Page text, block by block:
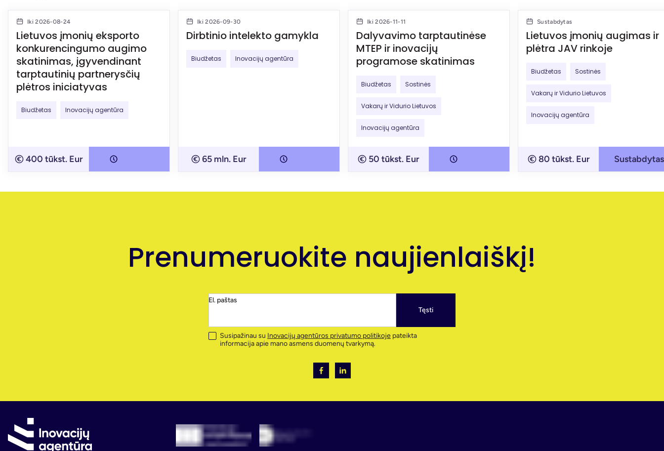
Iki 2026-08-24
Lietuvos įmonių eksporto
konkurencingumo augimo
skatinimas, įgyvendinant
tarptautinių partnerysčių
plėtros iniciatyvas
Biudžetas Inovacijų agentūra
400 tūkst. Eur
Iki 2026-09-30
Dirbtinio intelekto gamykla
Biudžetas Inovacijų agentūra
65 mln. Eur
Iki 2026-11-11
Dalyvavimo tarptautinėse
MTEP ir inovacijų
programose skatinimas
Biudžetas Sostinės
Vakarų ir Vidurio Lietuvos
Inovacijų agentūra
50 tūkst. Eur
Sustabdytas
Lietuvos įmonių augimas ir
plėtra JAV rinkoje
Biudžetas Sostinės
Vakarų ir Vidurio Lietuvos
Inovacijų agentūra
80 tūkst. Eur Sustabdytas
Prenumeruokite naujienlaiškį!
El. paštas
Tęsti
Susipažinau su Inovacijų agentūros privatumo politikoje pateikta
informacija apie mano asmens duomenų tvarkymą.